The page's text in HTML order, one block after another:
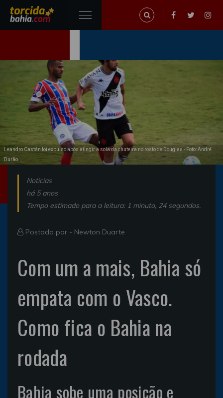
Leandro Castán foi expulso após atingir a sola da chuteira no rosto de Douglas - Foto: André
Durão
Noticias
há 5 anos
Tempo estimado para a leitura: 1 minuto, 24 segundos.
Postado por - Newton Duarte
Com um a mais, Bahia só
empata com o Vasco.
Como fica o Bahia na
rodada
Bahia sobe uma posição e